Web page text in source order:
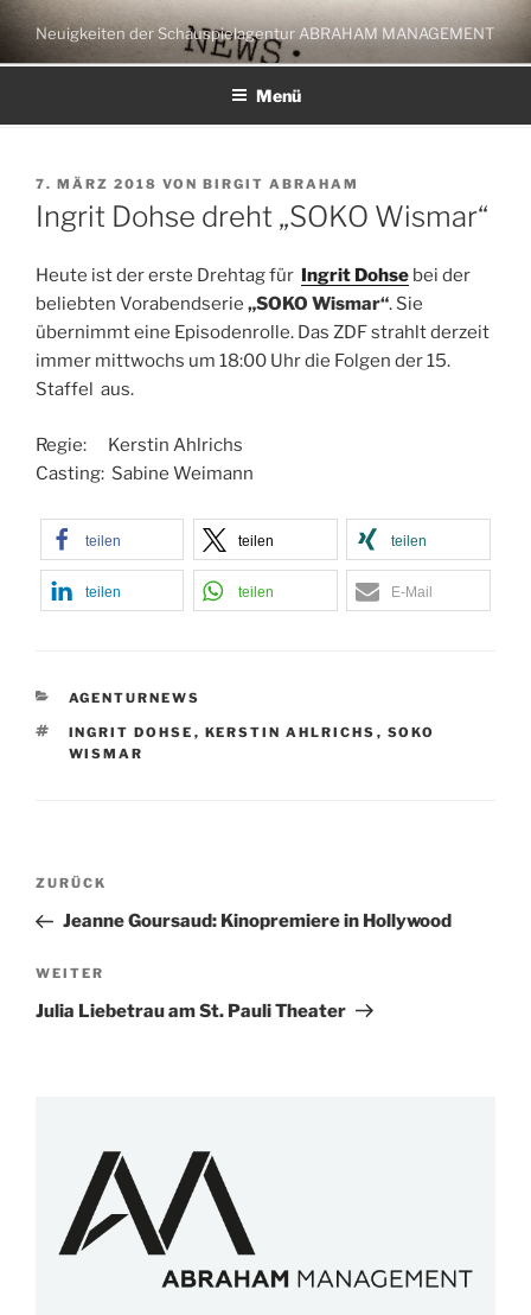
Zum
Inhalt
springen
Neuigkeiten der Schauspielagentur ABRAHAM MANAGEMENT
Menü
VERÖFFENTLICHT
AM
7. MÄRZ 2018 VON BIRGIT ABRAHAM
Ingrit Dohse dreht „SOKO Wismar“
Heute ist der erste Drehtag für Ingrit Dohse bei der
beliebten Vorabendserie „SOKO Wismar“. Sie
übernimmt eine Episodenrolle. Das ZDF strahlt derzeit
immer mittwochs um 18:00 Uhr die Folgen der 15.
Staffel aus.
Regie: Kerstin Ahlrichs
Casting: Sabine Weimann
teilen teilen teilen
teilen teilen E-Mail
KATEGORIEN
AGENTURNEWS
SCHLAGWÖRTER
INGRIT DOHSE , KERSTIN AHLRICHS , SOKO
WISMAR
Beitragsnavigation
Vorheriger
Beitrag
ZURÜCK
Jeanne Goursaud: Kinopremiere in Hollywood
Nächster
Beitrag
WEITER
Julia Liebetrau am St. Pauli Theater